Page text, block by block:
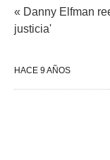
« Danny Elfman
justicia'
HACE 9 AÑOS